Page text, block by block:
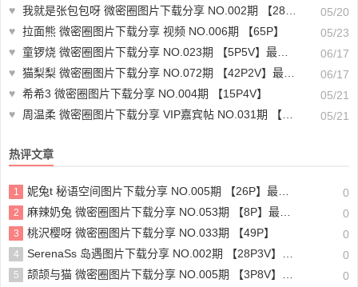
♥ 我就是张包包呀 微密圈图片下载分享 NO.002期 【28P】
05/20
♥ 拉面熊 微密圈图片下载分享 视频 NO.006期 【65P】
05/23
♥ 童锣烧 微密圈图片下载分享 NO.023期 【5P5V】最新至：2025.1.10
06/17
♥ 猫梨梨 微密圈图片下载分享 NO.072期 【42P2V】最新至：2025.3.2
06/17
♥ 希希3 微密圈图片下载分享 NO.004期 【15P4V】
05/21
♥
周温柔 微密圈图片下载分享 VIP嘉宾帖 NO.031期 【10P】最新至：2023.8.10 05/21
热评文章
1 妮兔t 秘语空间图片下载分享 NO.005期 【26P】最新至：2025.6.11 0
2 麻辣奶兔 微密圈图片下载分享 NO.053期 【8P】最新至：2023.11.18 0
3 桃沢樱呀 微密圈图片下载分享 NO.033期 【49P】 0
4 SerenaSs 岛遇图片下载分享 NO.002期 【28P3V】最新至：2025.6.19 0
5 颉颉与猫 微密圈图片下载分享 NO.005期 【3P8V】最新至：2023.11.20 0